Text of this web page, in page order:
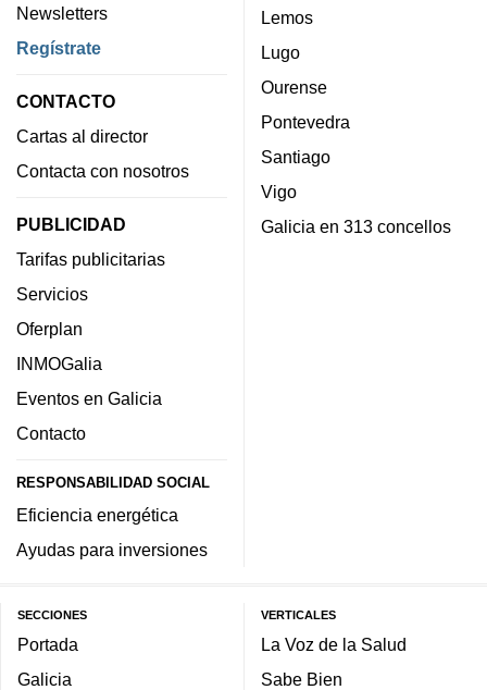
Newsletters
Regístrate
CONTACTO
Cartas al director
Contacta con nosotros
PUBLICIDAD
Tarifas publicitarias
Servicios
Oferplan
INMOGalia
Eventos en Galicia
Contacto
RESPONSABILIDAD SOCIAL
Eficiencia energética
Ayudas para inversiones
Lemos
Lugo
Ourense
Pontevedra
Santiago
Vigo
Galicia en 313 concellos
SECCIONES
Portada
Galicia
VERTICALES
La Voz de la Salud
Sabe Bien